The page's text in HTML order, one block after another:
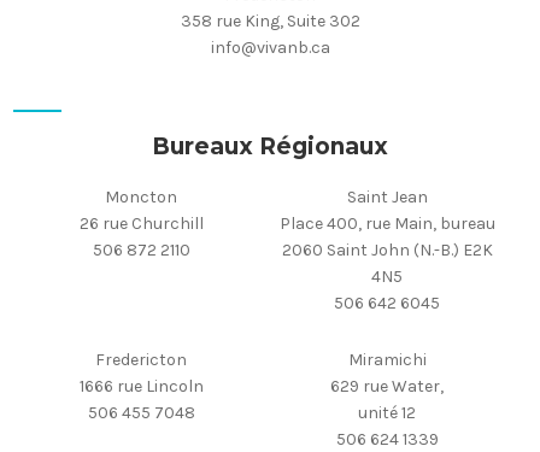
358 rue King, Suite 302
info@vivanb.ca
Bureaux Régionaux
Moncton
26 rue Churchill
506 872 2110
Saint Jean
Place 400, rue Main, bureau
2060 Saint John (N.-B.) E2K
4N5
506 642 6045
Fredericton
1666 rue Lincoln
506 455 7048
Miramichi
629 rue Water,
unité 12
506 624 1339